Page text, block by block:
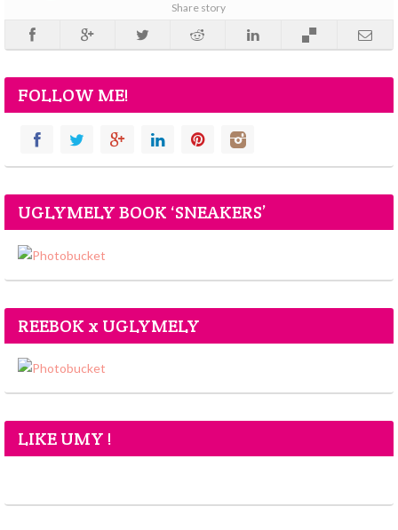
Share story
FOLLOW ME!
UGLYMELY BOOK ‘SNEAKERS’
REEBOK x UGLYMELY
LIKE UMY !